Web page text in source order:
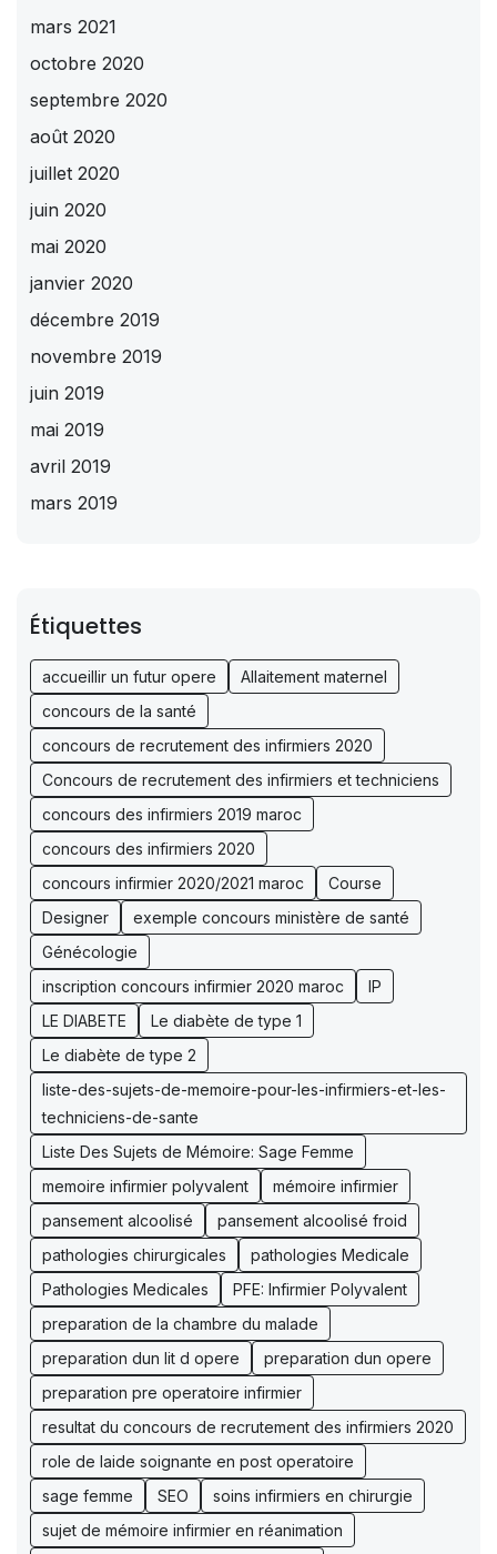
mars 2021
octobre 2020
septembre 2020
août 2020
juillet 2020
juin 2020
mai 2020
janvier 2020
décembre 2019
novembre 2019
juin 2019
mai 2019
avril 2019
mars 2019
Étiquettes
accueillir un futur opere
Allaitement maternel
concours de la santé
concours de recrutement des infirmiers 2020
Concours de recrutement des infirmiers et techniciens
concours des infirmiers 2019 maroc
concours des infirmiers 2020
concours infirmier 2020/2021 maroc
Course
Designer
exemple concours ministère de santé
Génécologie
inscription concours infirmier 2020 maroc
IP
LE DIABETE
Le diabète de type 1
Le diabète de type 2
liste-des-sujets-de-memoire-pour-les-infirmiers-et-les-
techniciens-de-sante
Liste Des Sujets de Mémoire: Sage Femme
memoire infirmier polyvalent
mémoire infirmier
pansement alcoolisé
pansement alcoolisé froid
pathologies chirurgicales
pathologies Medicale
Pathologies Medicales
PFE: Infirmier Polyvalent
preparation de la chambre du malade
preparation dun lit d opere
preparation dun opere
preparation pre operatoire infirmier
resultat du concours de recrutement des infirmiers 2020
role de laide soignante en post operatoire
sage femme
SEO
soins infirmiers en chirurgie
sujet de mémoire infirmier en réanimation